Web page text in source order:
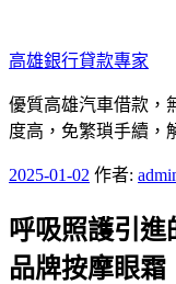
至
主
要
內
高雄銀行貸款專家
優質高雄汽車借款，
度高，免繁瑣手續，
發
於
2025-01-02 作者:
呼吸照護引進
品牌按摩眼霜